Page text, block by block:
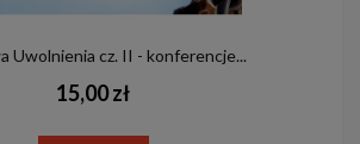
Uwolnienia cz. II - konferencje...
15,00 zł